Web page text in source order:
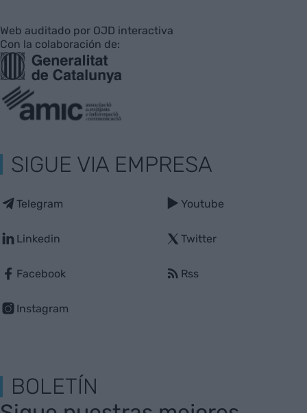
Web auditado por OJD interactiva
Con la colaboración de:
SIGUE VIA EMPRESA
Telegram
Linkedin
Facebook
Instagram
Youtube
Twitter
Rss
BOLETÍN